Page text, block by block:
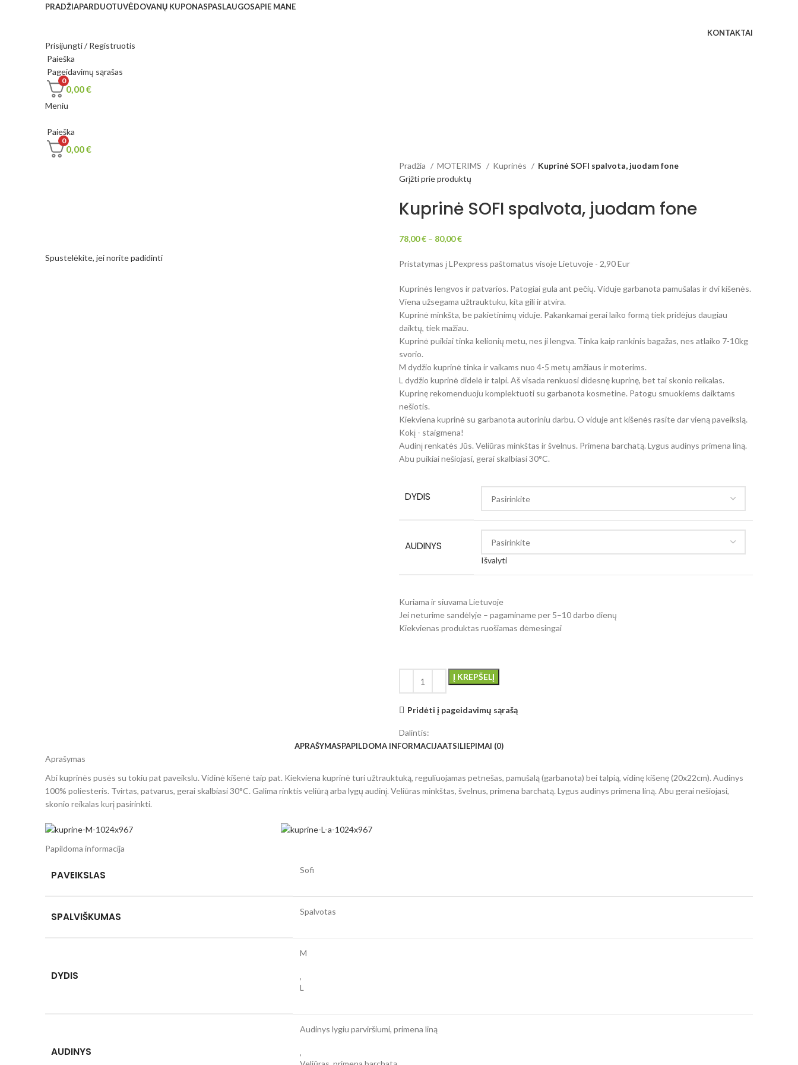
PRADŽIAPARDUOTUVĖDOVANŲ KUPONASPASLAUGOSAPIE MANE
KONTAKTAI
Prisijungti / Registruotis
Paieška
Pageidavimų sąrašas
0
0,00€
Meniu
Paieška
0
0,00€
Spustelėkite, jei norite padidinti
Pradžia MOTERIMS Kuprinės
Kuprinė SOFI spalvota, juodam fone
Grįžti prie produktų
Kuprinė SOFI spalvota, juodam fone
78,00€ – 80,00€
Pristatymas į LPexpress paštomatus visoje Lietuvoje - 2,90 Eur
Kuprinės lengvos ir patvarios. Patogiai gula ant pečių. Viduje garbanota pamušalas ir dvi kišenės.
Viena užsegama užtrauktuku, kita gili ir atvira.
Kuprinė minkšta, be pakietinimų viduje. Pakankamai gerai laiko formą tiek pridėjus daugiau
daiktų, tiek mažiau.
Kuprinė puikiai tinka kelionių metu, nes ji lengva. Tinka kaip rankinis bagažas, nes atlaiko 7-10kg
svorio.
M dydžio kuprinė tinka ir vaikams nuo 4-5 metų amžiaus ir moterims.
L dydžio kuprinė didelė ir talpi. Aš visada renkuosi didesnę kuprinę, bet tai skonio reikalas.
Kuprinę rekomenduoju komplektuoti su garbanota kosmetine. Patogu smuokiems daiktams
nešiotis.
Kiekviena kuprinė su garbanota autoriniu darbu. O viduje ant kišenės rasite dar vieną paveikslą.
Kokį - staigmena!
Audinį renkatės Jūs. Veliūras minkštas ir švelnus. Primena barchatą. Lygus audinys primena liną.
Abu puikiai nešiojasi, gerai skalbiasi 30°C.
DYDIS
AUDINYS
Išvalyti
Kuriama ir siuvama Lietuvoje
Jei neturime sandėlyje – pagaminame per 5–10 darbo dienų
Kiekvienas produktas ruošiamas dėmesingai
Į KREPŠELĮ
Pridėti į pageidavimų sąrašą
Dalintis:
APRAŠYMASPAPILDOMA INFORMACIJAATSILIEPIMAI (0)
Aprašymas
Abi kuprinės pusės su tokiu pat paveikslu. Vidinė kišenė taip pat. Kiekviena kuprinė turi užtrauktuką, reguliuojamas petnešas, pamušalą (garbanota) bei talpią, vidinę kišenę (20x22cm). Audinys
100% poliesteris. Tvirtas, patvarus, gerai skalbiasi 30°C. Galima rinktis veliūrą arba lygų audinį. Veliūras minkštas, švelnus, primena barchatą. Lygus audinys primena liną. Abu gerai nešiojasi,
skonio reikalas kurį pasirinkti.
Papildoma informacija
PAVEIKSLAS Sofi
SPALVIŠKUMAS Spalvotas
DYDIS
M
,
L
AUDINYS
Audinys lygiu parviršiumi, primena liną
,